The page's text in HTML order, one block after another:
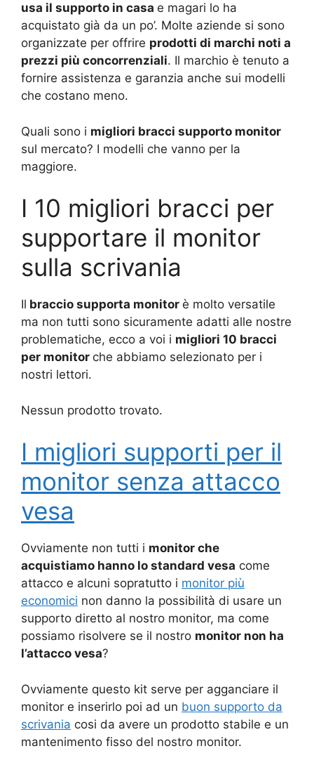
usa il supporto in casa e magari lo ha
acquistato già da un po’. Molte aziende si sono
organizzate per offrire prodotti di marchi noti a
prezzi più concorrenziali. Il marchio è tenuto a
fornire assistenza e garanzia anche sui modelli
che costano meno.
Quali sono i migliori bracci supporto monitor
sul mercato? I modelli che vanno per la
maggiore.
I 10 migliori bracci per
supportare il monitor
sulla scrivania
Il braccio supporta monitor è molto versatile
ma non tutti sono sicuramente adatti alle nostre
problematiche, ecco a voi i migliori 10 bracci
per monitor che abbiamo selezionato per i
nostri lettori.
Nessun prodotto trovato.
I migliori supporti per il
monitor senza attacco
vesa
Ovviamente non tutti i monitor che
acquistiamo hanno lo standard vesa come
attacco e alcuni sopratutto i monitor più
economici non danno la possibilità di usare un
supporto diretto al nostro monitor, ma come
possiamo risolvere se il nostro monitor non ha
l’attacco vesa?
Ovviamente questo kit serve per agganciare il
monitor e inserirlo poi ad un buon supporto da
scrivania cosi da avere un prodotto stabile e un
mantenimento fisso del nostro monitor.